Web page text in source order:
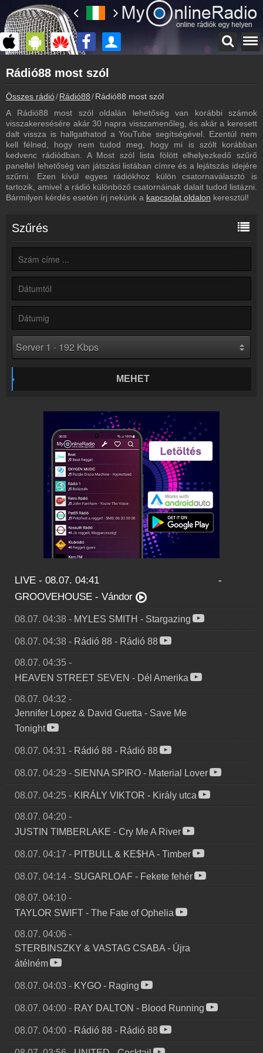
myonlineradio.hu
Rádió88
Vissza a Rádió88 oldalára
Bejelentkezés
Hozz létre saját fiókot!
Archívum
Rádió88 korábbi adásai
Műsorújság
Rádió88 műsorai
Rádió88 webkamera, élőkép
Hírek
Rádió88 kapcsolatos hírek
Kapcsolat
Írj nekünk!
Partnerek
Rádiós partnerek
Rádió beágyazás
Ágyazd be weboldaladba
Online rádió készítés
Készítés lépésről lépésre
Rádió88 most szól
Összes rádió Rádió88
Rádió88 most szól
A Rádió88 most szól oldalán lehetőség van korábbi számok
visszakeresésére akár 30 napra visszamenőleg, és akár a keresett
dalt vissza is hallgathatod a YouTube segítségével. Ezentúl nem
kell félned, hogy nem tudod meg, hogy mi is szólt korábban
kedvenc rádiódban. A Most szól lista fölött elhelyezkedő szűrő
panellel lehetőség van játszási listában címre és a lejátszás idejére
szűrni. Ezen kívül egyes rádiókhoz külön csatornaválasztó is
tartozik, amivel a rádió különböző csatornáinak dalait tudod listázni.
Bármilyen kérdés esetén írj nekünk a kapcsolat oldalon keresztül!
Szűrés
MEHET
LIVE - 08.07. 04:41 -
GROOVEHOUSE - Vándor
08.07. 04:38 - MYLES SMITH - Stargazing
08.07. 04:38 - Rádió 88 - Rádió 88
08.07. 04:35 -
HEAVEN STREET SEVEN - Dél Amerika
08.07. 04:32 -
Jennifer Lopez & David Guetta - Save Me
Tonight
08.07. 04:31 - Rádió 88 - Rádió 88
08.07. 04:29 - SIENNA SPIRO - Material Lover
08.07. 04:25 - KIRÁLY VIKTOR - Király utca
08.07. 04:20 -
JUSTIN TIMBERLAKE - Cry Me A River
08.07. 04:17 - PITBULL & KE$HA - Timber
08.07. 04:14 - SUGARLOAF - Fekete fehér
08.07. 04:10 -
TAYLOR SWIFT - The Fate of Ophelia
08.07. 04:06 -
STERBINSZKY & VASTAG CSABA - Újra
átélném
08.07. 04:03 - KYGO - Raging
08.07. 04:00 - RAY DALTON - Blood Running
08.07. 04:00 - Rádió 88 - Rádió 88